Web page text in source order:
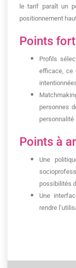
le tarif paraît un
positionnement
Points
Profils
efficace, ce
personnes
personnalité
Points à
Une
possibilités
Une
rendre